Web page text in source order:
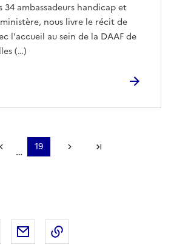
34 ambassadeurs handicap et
nous livre le récit de
l'accueil au sein de la DAAF de
(…)
page
Page précédente
… 19 Page suivante
sur X (anciennement Twitter)
Partager sur LinkedIn
Partager par email